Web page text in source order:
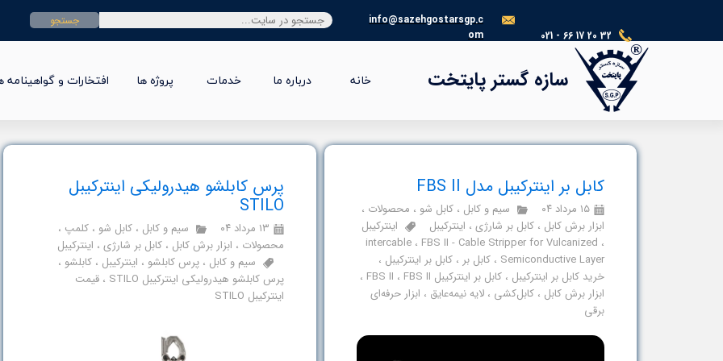
021 - 66 17 20 32
info@sazehgostarsgp.c
om
جستجو
سازه گستر پایتخت
®​​​​​​​
خانه درباره ما خدمات پروژه ها افتخارات و گواهینامه
کابل بر اینترکیبل مدل FBS II
۱۵ مرداد ۰۴ سیم و کابل ، کابل شو ، محصولات ،
ابزار برش کابل ، کابل بر شارژی ، اینترکیبل
اینترکیبل
،
intercable ، FBS II - Cable Stripper for Vulcanized
Semiconductive Layer ، کابل بر ، کابل بر اینترکیبل ،
خرید کابل بر اینترکیبل ، کابل بر اینترکیبل FBS II ، FBS II
،
ابزار برش کابل ، کابل‌کشی ، لایه نیمه‌عایق ، ابزار حرفه‌ای
برقی
پرس کابلشو هیدرولیکی اینترکیبل
STILO
۱۳ مرداد ۰۴ سیم و کابل ،کابل شو ،کلمپ ،
محصولات ، ابزار برش کابل ،کابل بر شارژی ، اینترکیبل
سیم و کابل ،پرس کابلشو ، اینترکیبل ،کابلشو ،
پرس کابلشو هیدرولیکی اینترکیبل STILO
،قیمت
اینترکیبل STILO